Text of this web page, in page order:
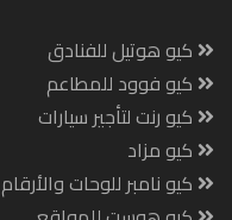
كيو هوتيل للفنادق
كيو فوود للمطاعم
كيو رنت لتأجير سيارات
كيو مزاد
كيو نامبر للوحات والأرقام